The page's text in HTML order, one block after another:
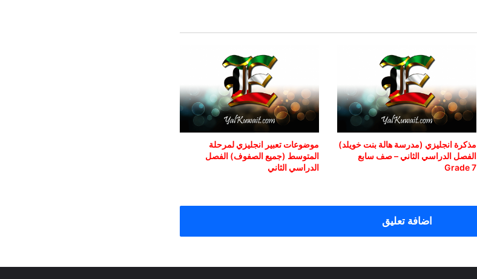
مذكرة انجليزي (مدرسة هالة بنت خويلد)
الفصل الدراسي الثاني – صف سابع
Grade 7
موضوعات تعبير انجليزي لمرحلة
المتوسط (جميع الصفوف) الفصل
الدراسي الثاني
اضافة تعليق